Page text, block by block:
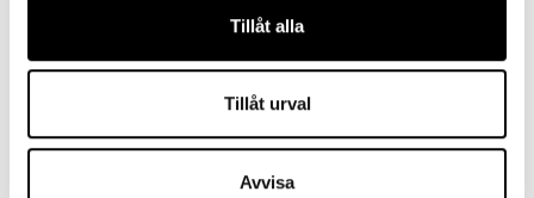
Tillåt alla
Tillåt urval
Avvisa
Att elbilar laddas med el från elnätet är
en självklarhet. Nu pågår försök att
använda bilarnas batteri för att...
4 MIN LÄSTID : 21 NOV 2025